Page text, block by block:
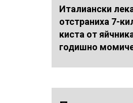
Италиански
отстраниха 7-
киста от
годишно